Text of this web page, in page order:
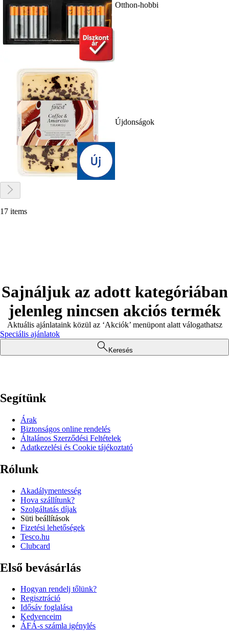
Otthon-hobbi
Újdonságok
17 items
Sajnáljuk az adott kategóriában
jelenleg nincsen akciós termék
Aktuális ajánlataink közül az ‘Akciók’ menüpont alatt válogathatsz
Speciális ajánlatok
Keresés
Segítünk
Árak
Biztonságos online rendelés
Általános Szerződési Feltételek
Adatkezelési és Cookie tájékoztató
Rólunk
Akadálymentesség
Hova szállítunk?
Szolgáltatás díjak
Süti beállítások
Fizetési lehetőségek
Tesco.hu
Clubcard
Első bevásárlás
Hogyan rendelj tőlünk?
Regisztráció
Idősáv foglalása
Kedvenceim
ÁFÁ-s számla igénylés